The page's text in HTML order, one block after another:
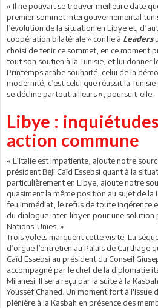
« Il ne pouvait se trouver meilleure date
premier sommet intergouvernemental
l’évolution de la situation en Libye et,
coopération bilatérale » confie à Leaders
choisi de tenir ce sommet, en ce moment
tout son soutien à la Tunisie, et lui donner
Printemps arabe souhaité, celui de la
modernité, c’est celui que réussit la
se décline partout ailleurs », poursuit-elle.
Libye :
action commune
« L’Italie est impatiente, ajoute notre
président Béji Caïd Essebsi quant à la
particulièrement en Libye, ajoute notre
quasiment la même position au sujet de la
feu immédiat, le refus de toute ingérence
du dialogue inter-libyen pour une solution
Nations-Unies. »
Trois volets marquent cette visite. La
d’orgue l’entretien au Palais de Carthage
Caïd Essebsi au président du Conseil
accompagné par le chef de la diplomatie
Milanesi. Il sera reçu par la suite à la
Youssef Chahed. Un moment fort à l'issue
plénière à la Kasbah en présence des